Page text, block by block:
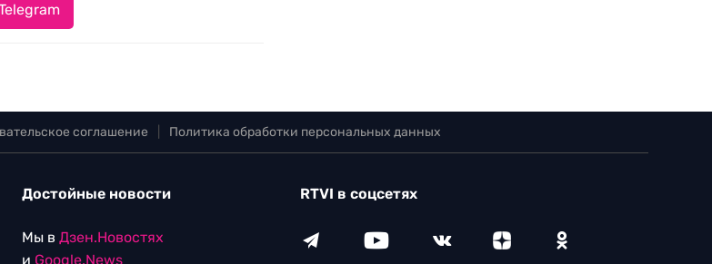
соглашение Политика обработки персональных данных
Достойные новости
Мы в Дзен.Новостях
и Google.News
RTVI в соцсетях